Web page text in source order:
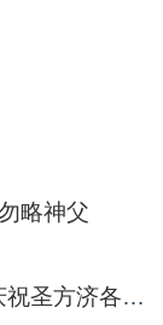
略神父
数百名青年人将于8月4日至6日庆祝圣方济各·沙勿略诞生五百年